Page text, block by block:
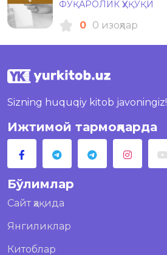
ФУҚАРОЛИК ҲУҚУҚИ
0 0 изоҳлар
Sizning huquqiy kitob javoningiz!
Ижтимой тармоқларда
Бўлимлар
Сайт ҳақида
Янгиликлар
Китоблар